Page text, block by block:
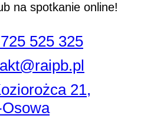
na spotkanie online!
525 325
21,